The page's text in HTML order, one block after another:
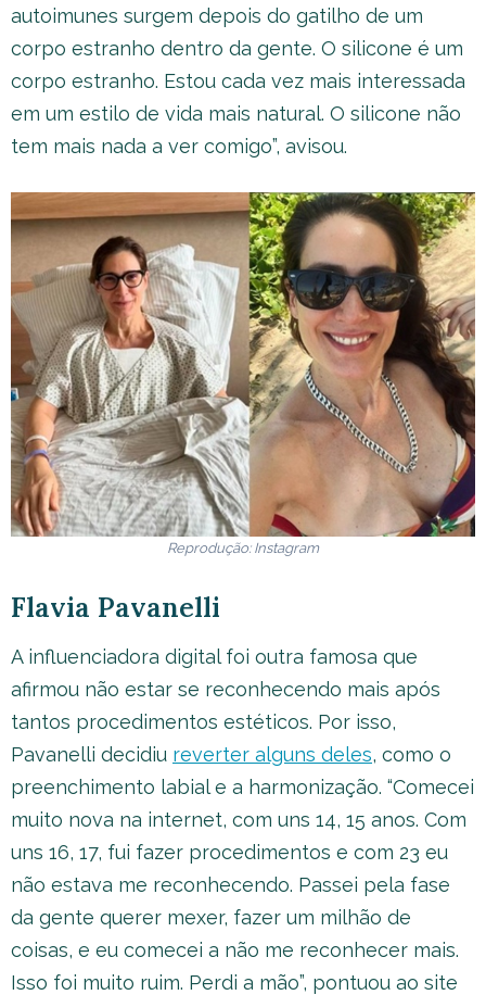
autoimunes surgem depois do gatilho de um
corpo estranho dentro da gente. O silicone é um
corpo estranho. Estou cada vez mais interessada
em um estilo de vida mais natural. O silicone não
tem mais nada a ver comigo”, avisou.
Reprodução: Instagram
Flavia Pavanelli
A influenciadora digital foi outra famosa que
afirmou não estar se reconhecendo mais após
tantos procedimentos estéticos. Por isso,
Pavanelli decidiu reverter alguns deles, como o
preenchimento labial e a harmonização. “Comecei
muito nova na internet, com uns 14, 15 anos. Com
uns 16, 17, fui fazer procedimentos e com 23 eu
não estava me reconhecendo. Passei pela fase
da gente querer mexer, fazer um milhão de
coisas, e eu comecei a não me reconhecer mais.
Isso foi muito ruim. Perdi a mão”, pontuou ao site